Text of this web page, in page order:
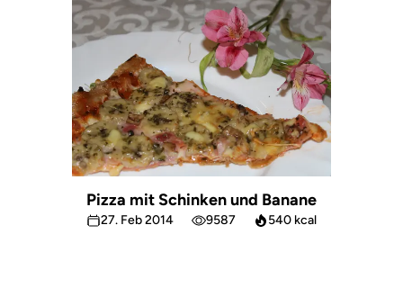
Pizza mit Schinken und Banane
27. Feb 2014 9587 540 kcal